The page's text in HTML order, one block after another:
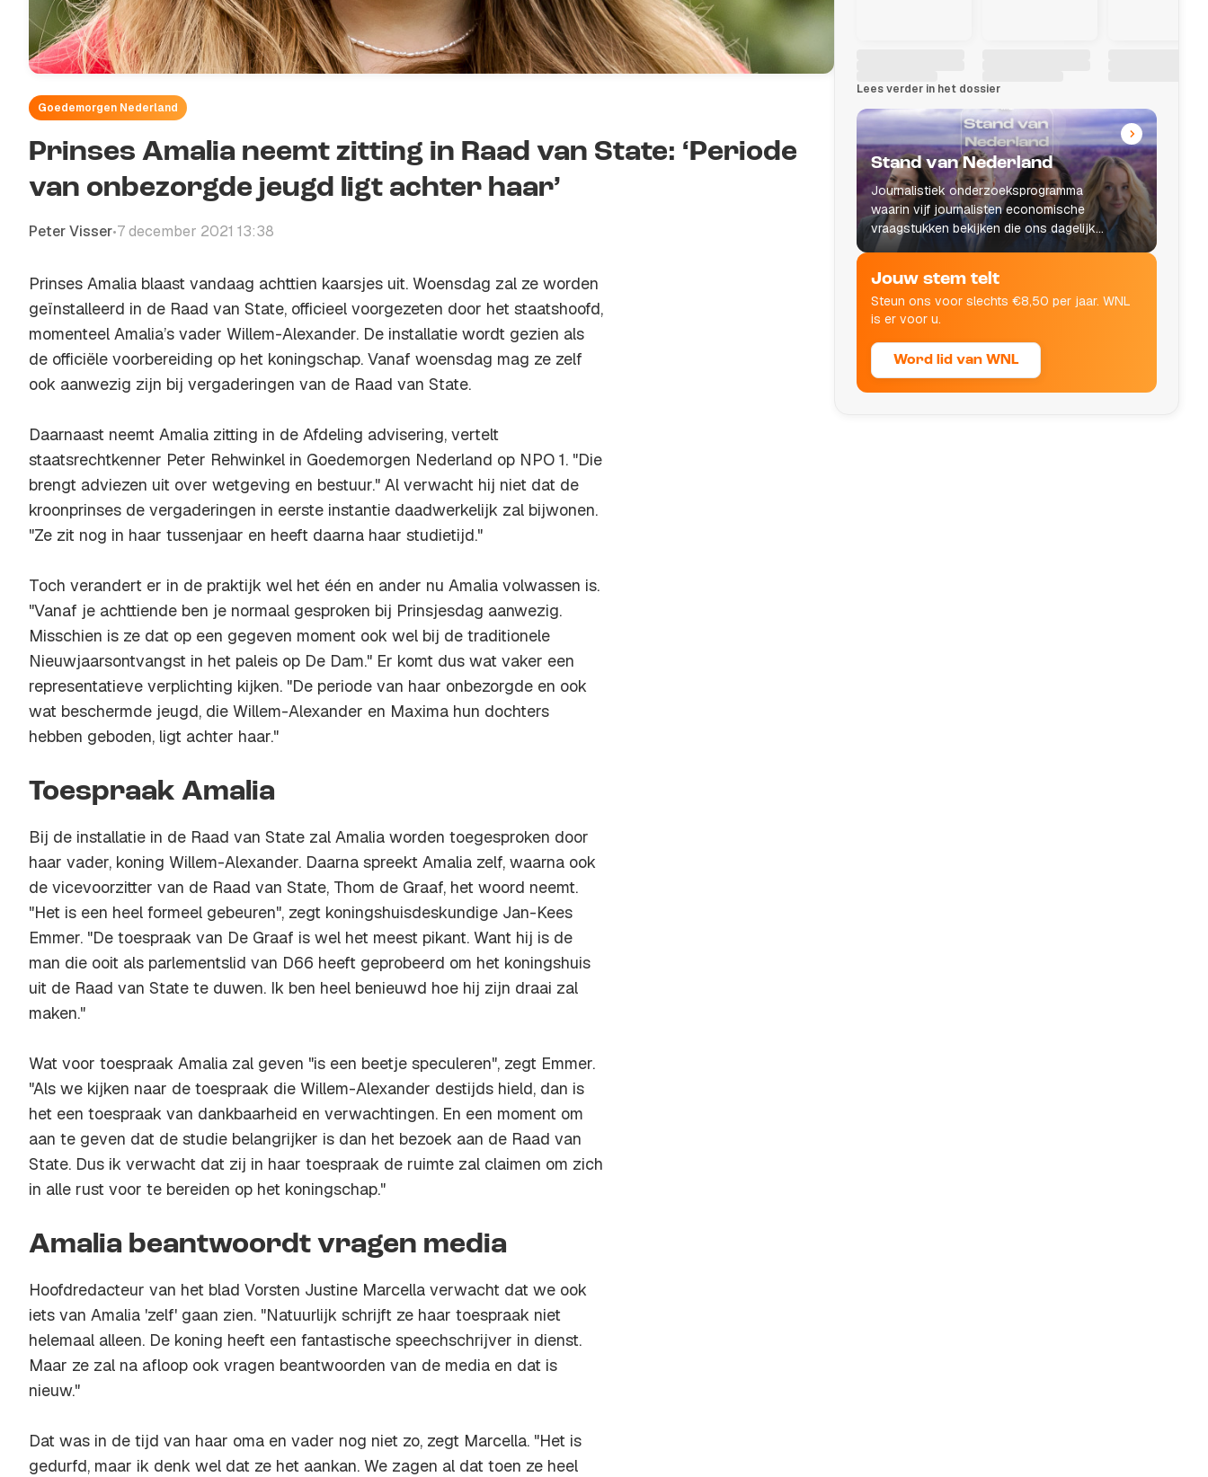
Goedemorgen Nederland
Prinses Amalia neemt zitting in Raad van State: ‘Periode
van onbezorgde jeugd ligt achter haar’
Peter Visser•7 december 2021 13:38
Prinses Amalia blaast vandaag achttien kaarsjes uit. Woensdag zal ze worden
geïnstalleerd in de Raad van State, officieel voorgezeten door het staatshoofd,
momenteel Amalia’s vader Willem-Alexander. De installatie wordt gezien als
de officiële voorbereiding op het koningschap. Vanaf woensdag mag ze zelf
ook aanwezig zijn bij vergaderingen van de Raad van State.
Daarnaast neemt Amalia zitting in de Afdeling advisering, vertelt
staatsrechtkenner Peter Rehwinkel in Goedemorgen Nederland op NPO 1. "Die
brengt adviezen uit over wetgeving en bestuur." Al verwacht hij niet dat de
kroonprinses de vergaderingen in eerste instantie daadwerkelijk zal bijwonen.
"Ze zit nog in haar tussenjaar en heeft daarna haar studietijd."
Toch verandert er in de praktijk wel het één en ander nu Amalia volwassen is.
"Vanaf je achttiende ben je normaal gesproken bij Prinsjesdag aanwezig.
Misschien is ze dat op een gegeven moment ook wel bij de traditionele
Nieuwjaarsontvangst in het paleis op De Dam." Er komt dus wat vaker een
representatieve verplichting kijken. "De periode van haar onbezorgde en ook
wat beschermde jeugd, die Willem-Alexander en Maxima hun dochters
hebben geboden, ligt achter haar."
Toespraak Amalia
Bij de installatie in de Raad van State zal Amalia worden toegesproken door
haar vader, koning Willem-Alexander. Daarna spreekt Amalia zelf, waarna ook
de vicevoorzitter van de Raad van State, Thom de Graaf, het woord neemt.
"Het is een heel formeel gebeuren", zegt koningshuisdeskundige Jan-Kees
Emmer. "De toespraak van De Graaf is wel het meest pikant. Want hij is de
man die ooit als parlementslid van D66 heeft geprobeerd om het koningshuis
uit de Raad van State te duwen. Ik ben heel benieuwd hoe hij zijn draai zal
maken."
Wat voor toespraak Amalia zal geven "is een beetje speculeren", zegt Emmer.
"Als we kijken naar de toespraak die Willem-Alexander destijds hield, dan is
het een toespraak van dankbaarheid en verwachtingen. En een moment om
aan te geven dat de studie belangrijker is dan het bezoek aan de Raad van
State. Dus ik verwacht dat zij in haar toespraak de ruimte zal claimen om zich
in alle rust voor te bereiden op het koningschap."
Amalia beantwoordt vragen media
Hoofdredacteur van het blad Vorsten Justine Marcella verwacht dat we ook
iets van Amalia 'zelf' gaan zien. "Natuurlijk schrijft ze haar toespraak niet
helemaal alleen. De koning heeft een fantastische speechschrijver in dienst.
Maar ze zal na afloop ook vragen beantwoorden van de media en dat is
nieuw."
Dat was in de tijd van haar oma en vader nog niet zo, zegt Marcella. "Het is
gedurfd, maar ik denk wel dat ze het aankan. We zagen al dat toen ze heel
Lees verder in het dossier
Stand van Nederland
Journalistiek onderzoeksprogramma
waarin vijf journalisten economische
vraagstukken bekijken die ons dagelijks
leven raken.
Jouw stem telt
Steun ons voor slechts €8,50 per jaar. WNL
is er voor u.
Word lid van WNL